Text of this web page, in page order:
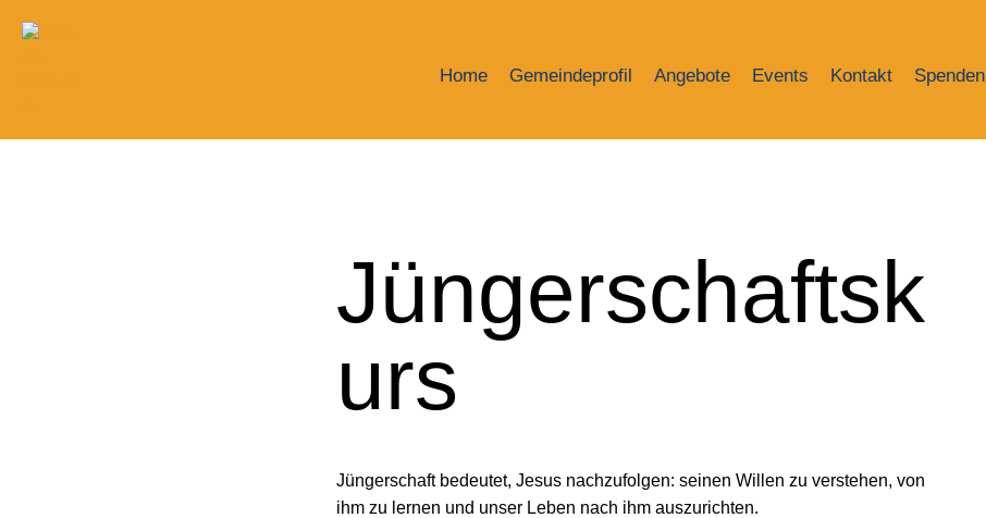
Home Gemeindeprofil Angebote Events Kontakt Spenden
Jüngerschaftsk
urs
Jüngerschaft bedeutet, Jesus nachzufolgen: seinen Willen zu verstehen, von
ihm zu lernen und unser Leben nach ihm auszurichten.